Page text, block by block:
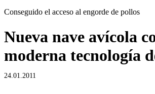
Conseguido el acceso al engorde de pollos
Nueva nave avícola
moderna tecnología
24.01.2011